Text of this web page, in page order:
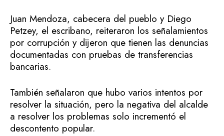
Juan Mendoza, cabecera del pueblo y Diego
Petzey, el escribano, reiteraron los señalamientos
por corrupción y dijeron que tienen las denuncias
documentadas con pruebas de transferencias
bancarias.
También señalaron que hubo varios intentos por
resolver la situación, pero la negativa del alcalde
a resolver los problemas solo incrementó el
descontento popular.